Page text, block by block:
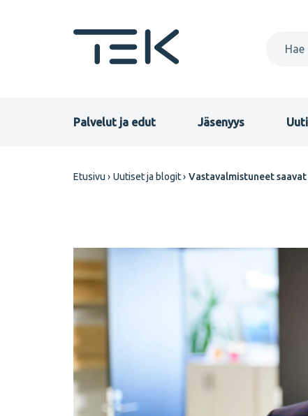
Primary
Palvelut ja edut Jäsenyys
Etusivu Uutiset ja blogit Vastavalmistuneet